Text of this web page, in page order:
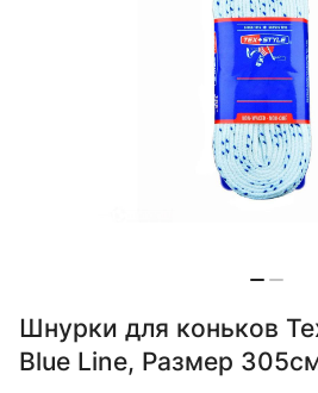
Шнурки для коньков
Blue Line, Размер